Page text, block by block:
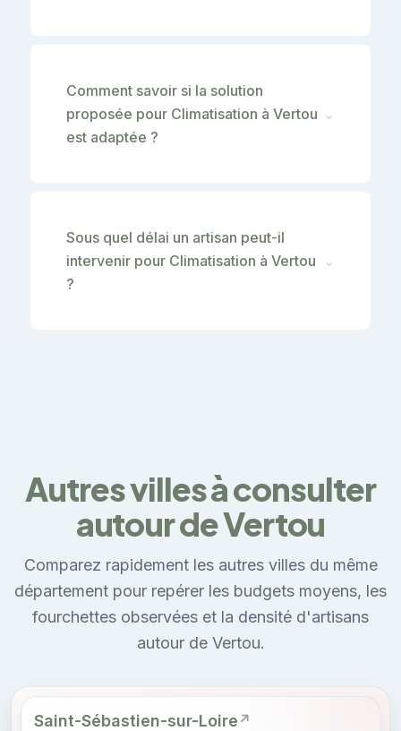
Comment savoir si la solution
proposée pour Climatisation à Vertou
est adaptée ?
⌄
Sous quel délai un artisan peut-il
intervenir pour Climatisation à Vertou
?
⌄
Autres villes à consulter
autour de Vertou
Comparez rapidement les autres villes du même
département pour repérer les budgets moyens, les
fourchettes observées et la densité d'artisans
autour de Vertou.
Saint-Sébastien-sur-Loire